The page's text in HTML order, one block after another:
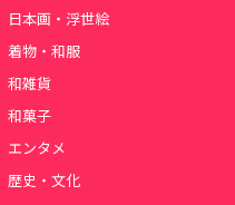
日本画・浮世絵
着物・和服
和雑貨
和菓子
エンタメ
歴史・文化